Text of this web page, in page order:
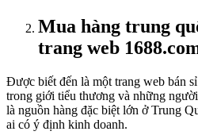
Mua hàng trung
trang web
Được biết đến là một trang web bán
trong giới tiểu thương và những
là nguồn hàng đặc biệt lớn ở Trung
ai có ý định kinh doanh.